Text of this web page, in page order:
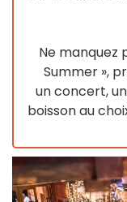
Ne manquez
Summer »,
un concert,
boisson au